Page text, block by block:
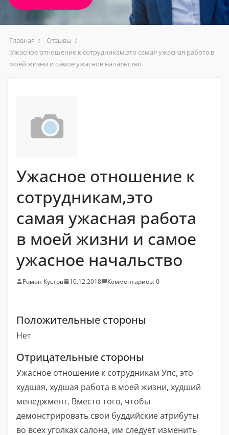
Главная
Отзывы
Ужасное отношение к сотрудникам,это самая ужасная работа в
моей жизни и самое ужасное начальство
Ужасное отношение к
сотрудникам,это
самая ужасная работа
в моей жизни и самое
ужасное начальство
Роман Кустов 10.12.2018 Комментариев: 0
Положительные стороны
Нет
Отрицательные стороны
Ужасное отношение к сотрудникам Упс, это
худшая, худшая работа в моей жизни, худший
менеджмент. Вместо того, чтобы
демонстрировать свои буддийские атрибуты
во всех уголках салона, им следует изменить